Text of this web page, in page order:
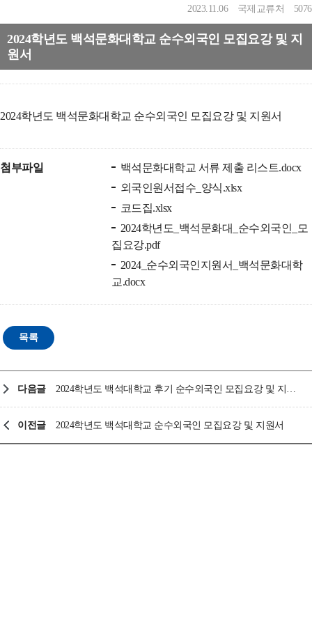
2023.11.06 국제교류처 5076
2024학년도 백석문화대학교 순수외국인 모집요강 및 지
원서
2024학년도 백석문화대학교 순수외국인 모집요강 및 지원서
첨부파일
백석문화대학교 서류 제출 리스트.docx
외국인원서접수_양식.xlsx
코드집.xlsx
2024학년도_백석문화대_순수외국인_모
집요강.pdf
2024_순수외국인지원서_백석문화대학
교.docx
다음글 2024학년도 백석대학교 후기 순수외국인 모집요강 및 지원서
이전글 2024학년도 백석대학교 순수외국인 모집요강 및 지원서